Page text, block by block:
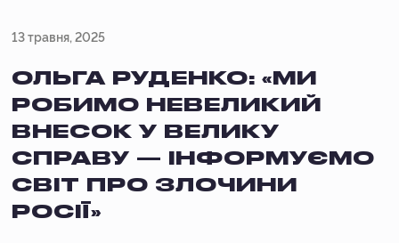
13 травня, 2025
ОЛЬГА РУДЕНКО: «МИ
РОБИМО НЕВЕЛИКИЙ
ВНЕСОК У ВЕЛИКУ
СПРАВУ — ІНФОРМУЄМО
СВІТ ПРО ЗЛОЧИНИ
РОСІЇ»